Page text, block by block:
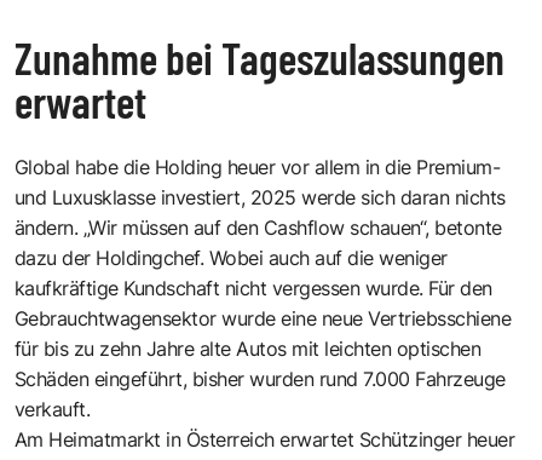
Zunahme bei Tageszulassungen
erwartet
Global habe die Holding heuer vor allem in die Premium-
und Luxusklasse investiert, 2025 werde sich daran nichts
ändern. „Wir müssen auf den Cashflow schauen“, betonte
dazu der Holdingchef. Wobei auch auf die weniger
kaufkräftige Kundschaft nicht vergessen wurde. Für den
Gebrauchtwagensektor wurde eine neue Vertriebsschiene
für bis zu zehn Jahre alte Autos mit leichten optischen
Schäden eingeführt, bisher wurden rund 7.000 Fahrzeuge
verkauft.
Am Heimatmarkt in Österreich erwartet Schützinger heuer